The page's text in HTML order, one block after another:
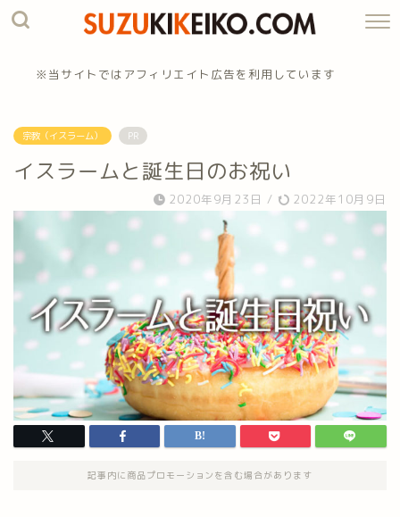
※当サイトではアフィリエイト広告を利用しています
宗教（イスラーム） PR
イスラームと誕生日のお祝い
2020年9月23日 / 2022年10月9日
記事内に商品プロモーションを含む場合があります